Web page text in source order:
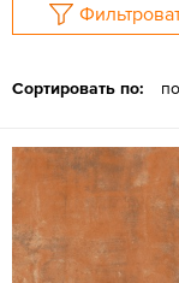
Сортировать по: